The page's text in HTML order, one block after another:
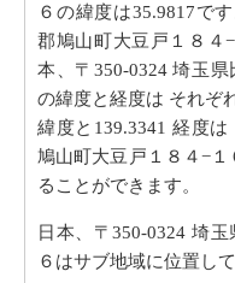
６の緯度は35.9817で
郡鳩山町大豆戸１８４
本、〒350-0324 埼玉
の緯度と経度は それぞ
緯度と139.3341 経度
鳩山町大豆戸１８４−
ることができます。
日本、〒350-0324 埼
６はサブ地域に位置し